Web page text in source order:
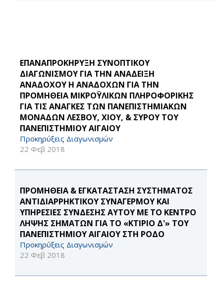
ΕΠΑΝΑΠΡΟΚΗΡΥΞΗ ΣΥΝΟΠΤΙΚΟΥ
ΔΙΑΓΩΝΙΣΜΟΥ ΓΙΑ ΤΗΝ ΑΝΑΔΕΙΞΗ
ΑΝΑΔΟΧΟΥ Η ΑΝΑΔΟΧΩΝ ΓΙΑ ΤΗΝ
ΠΡΟΜΗΘΕΙΑ ΜΙΚΡΟΫΛΙΚΩΝ ΠΛΗΡΟΦΟΡΙΚΗΣ
ΓΙΑ ΤΙΣ ΑΝΑΓΚΕΣ ΤΩΝ ΠΑΝΕΠΙΣΤΗΜΙΑΚΩΝ
ΜΟΝΑΔΩΝ ΛΕΣΒΟΥ, ΧΙΟΥ, & ΣΥΡΟΥ ΤΟΥ
ΠΑΝΕΠΙΣΤΗΜΙΟΥ ΑΙΓΑΙΟΥ
Προκηρύξεις Διαγωνισμών
22 Φεβ 2018
ΠΡΟΜΗΘΕΙΑ & ΕΓΚΑΤΑΣΤΑΣΗ ΣΥΣΤΗΜΑΤΟΣ
ΑΝΤΙΔΙΑΡΡΗΚΤΙΚΟΥ ΣΥΝΑΓΕΡΜΟΥ ΚΑΙ
ΥΠΗΡΕΣΙΕΣ ΣΥΝΔΕΣΗΣ ΑΥΤΟΥ ΜΕ ΤΟ ΚΕΝΤΡΟ
ΛΗΨΗΣ ΣΗΜΑΤΩΝ ΓΙΑ ΤΟ «ΚΤΙΡΙΟ Δ'» ΤΟΥ
ΠΑΝΕΠΙΣΤΗΜΙΟΥ ΑΙΓΑΙΟΥ ΣΤΗ ΡΟΔΟ
Προκηρύξεις Διαγωνισμών
22 Φεβ 2018